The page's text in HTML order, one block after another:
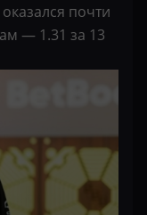
почти
— 1.31 за 13